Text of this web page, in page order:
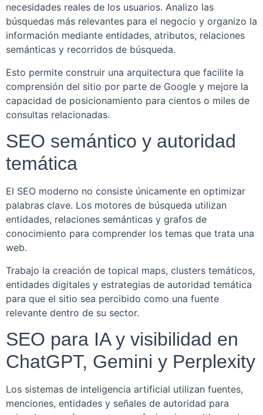
necesidades reales de los usuarios. Analizo las
búsquedas más relevantes para el negocio y organizo la
información mediante entidades, atributos, relaciones
semánticas y recorridos de búsqueda.
Esto permite construir una arquitectura que facilite la
comprensión del sitio por parte de Google y mejore la
capacidad de posicionamiento para cientos o miles de
consultas relacionadas.
SEO semántico y autoridad
temática
El SEO moderno no consiste únicamente en optimizar
palabras clave. Los motores de búsqueda utilizan
entidades, relaciones semánticas y grafos de
conocimiento para comprender los temas que trata una
web.
Trabajo la creación de topical maps, clusters temáticos,
entidades digitales y estrategias de autoridad temática
para que el sitio sea percibido como una fuente
relevante dentro de su sector.
SEO para IA y visibilidad en
ChatGPT, Gemini y Perplexity
Los sistemas de inteligencia artificial utilizan fuentes,
menciones, entidades y señales de autoridad para